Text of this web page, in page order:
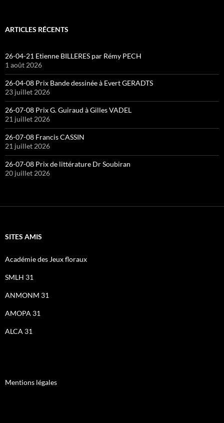
ARTICLES RÉCENTS
26-04-21 Etienne BILLERES par Rémy PECH
1 août 2026
26-04-08 Prix Bande dessinée à Evert GERADTS
23 juillet 2026
26-07-08 Prix G. Guiraud à Gilles VADEL
21 juillet 2026
26-07-08 Francis CASSIN
21 juillet 2026
26-07-08 Prix de littérature Dr Soubiran
20 juillet 2026
SITES AMIS
Académie des Jeux floraux
SMLH 31
ANMONM 31
AMOPA 31
ALCA 31
Mentions légales